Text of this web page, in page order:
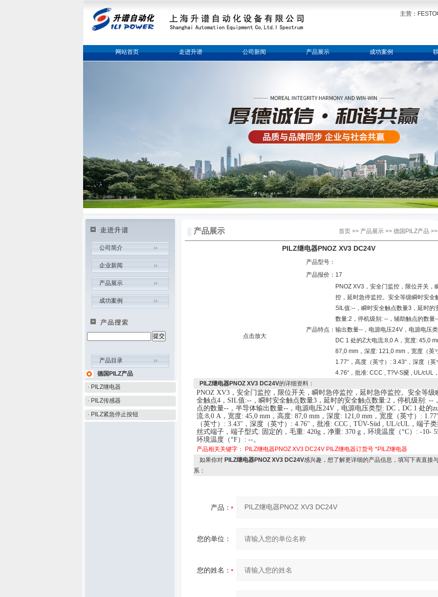
主营：
网站首页 走进升谱 公司新闻 产品展示 成功案例
公司简介
企业新闻
产品展示
成功案例
产品目录
德国PILZ产品
· PILZ继电器
· PILZ传感器
· PILZ紧急停止按钮
产品展示 首页 >> 产品展示 >> 德国PILZ产品
PILZ继电器PNOZ XV3 DC24V
点击放大
产品型号：
产品报价： 17
产品特点：
PNOZ XV3，安全门监控，限位开关，
控，延时急停监控。安全等级瞬时安全
SIL值:--，瞬时安全触点数量3，延时的
数量:2，停机级别: --，辅助触点的数量
输出数量--，电源电压24V，电源电压
DC 1 处的Z大电流:8,0 A，宽度: 45,0
87,0 mm，深度: 121,0 mm，宽度（英
1.77“，高度（英寸）: 3.43“，深度（英
4.76“，批准: CCC , T?V-S黡 , UL/cUL
PILZ继电器PNOZ XV3 DC24V的详细资料：
PNOZ XV3 ， 安全门监控 ， 限位开关 ， 瞬时急停监控 ， 延时急停监控。安全等级
全触点4 ， SIL值:-- ， 瞬时安全触点数量3 ， 延时的安全触点数量:2 ， 停机级别 : --
点的数量-- ， 半导体输出数量-- ， 电源电压24V ， 电源电压类型: DC ， DC 1 处的
流:8,0 A ， 宽度: 45,0 mm ， 高度: 87,0 mm ， 深度: 121,0 mm ， 宽度（英寸） : 1.77
（英寸） : 3.43" ， 深度（英寸） : 4.76" ， 批准: CCC , TÜV-Süd , UL/cUL ， 端子
丝式端子 ， 端子型式: 固定的 ， 毛重: 420g ， 净重: 370 g ， 环境温度（°C） : -10-
环境温度（°F） : --。
产品相关关键字： PILZ继电器PNOZ XV3 DC24V PILZ继电器订货号 *PILZ继电器
如果你对 PILZ继电器PNOZ XV3 DC24V感兴趣，想了解更详细的产品信息，填写下表直接
系：
产品：
您的单位：
您的姓名：